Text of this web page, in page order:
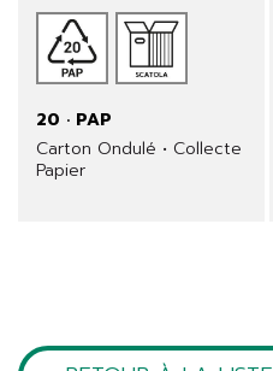
20 · PAP
Carton Ondulé • Collecte
Papier